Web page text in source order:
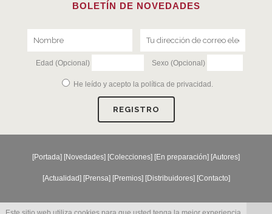
BOLETÍN DE NOVEDADES
Edad (Opcional) Sexo (Opcional)
He leído y acepto la política de privacidad .
[Portada] [Novedades] [Colecciones] [En preparación] [Autores]
[Actualidad] [Prensa] [Premios] [Distribuidores] [Contacto]